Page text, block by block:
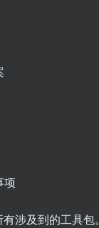
项
涉及到的工具包。